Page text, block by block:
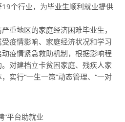
个行业，为毕业生顺利就业提供
地区的家庭经济困难毕业生，
疫情影响、家庭经济状况和学习
疫情紧急救助机制，根据影响程
对建档立卡贫困家庭、残疾人家
实行“一生一策”动态管理、“一对
”平台助就业